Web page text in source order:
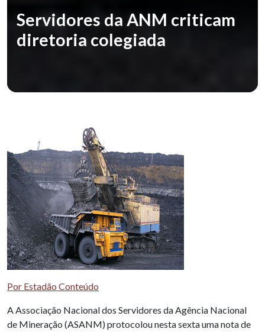
Servidores da ANM criticam
diretoria colegiada
Por Estadão Conteúdo
A Associação Nacional dos Servidores da Agência Nacional
de Mineração (ASANM) protocolou nesta sexta uma nota de